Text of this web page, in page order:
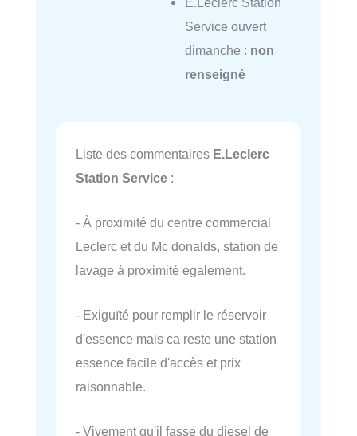
Service ouvert
dimanche : non
renseigné
Liste des commentaires E.Leclerc
Station Service :
- À proximité du centre commercial
Leclerc et du Mc donalds, station de
lavage à proximité egalement.
- Exiguïté pour remplir le réservoir
d'essence mais ca reste une station
essence facile d'accès et prix
raisonnable.
- Vivement qu'il fasse du diesel de